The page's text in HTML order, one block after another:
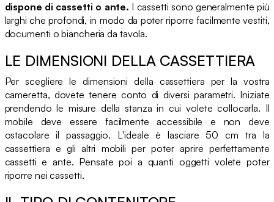
dispone di cassetti o ante. I cassetti sono generalmente più
larghi che profondi, in modo da poter riporre facilmente vestiti,
documenti o biancheria da tavola.
LE DIMENSIONI DELLA CASSETTIERA
Per scegliere le dimensioni della cassettiera per la vostra
cameretta, dovete tenere conto di diversi parametri. Iniziate
prendendo le misure della stanza in cui volete collocarla. Il
mobile deve essere facilmente accessibile e non deve
ostacolare il passaggio. L'ideale è lasciare 50 cm tra la
cassettiera e gli altri mobili per poter aprire perfettamente
cassetti e ante. Pensate poi a quanti oggetti volete poter
riporre nei cassetti.